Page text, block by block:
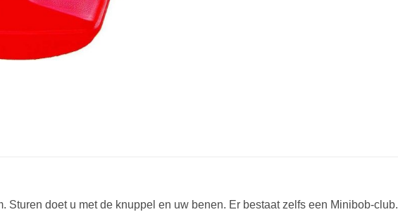
Sturen doet u met de knuppel en uw benen. Er bestaat zelfs een Minibob-club.